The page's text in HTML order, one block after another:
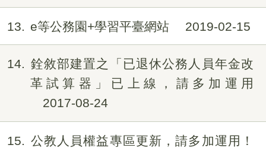
13 e等公務園+學習平臺網站 2019-02-15
14
銓敘部建置之「已退休公務人員年金改
革試算器」已上線，請多加運用
2017-08-24
15
公教人員權益專區更新，請多加運用！